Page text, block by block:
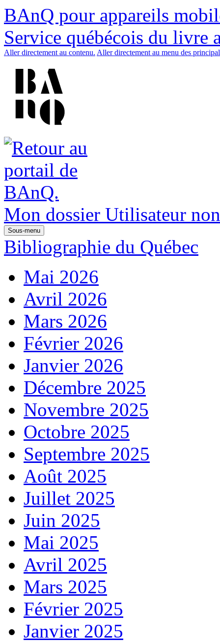
BAnQ pour appareils
Service québécois du livre
Aller directement au contenu. Aller directement au menu des
Mon dossier Utilisateur
Sous-menu
Bibliographie du Québec
Mai 2026
Avril 2026
Mars 2026
Février 2026
Janvier 2026
Décembre 2025
Novembre 2025
Octobre 2025
Septembre 2025
Août 2025
Juillet 2025
Juin 2025
Mai 2025
Avril 2025
Mars 2025
Février 2025
Janvier 2025